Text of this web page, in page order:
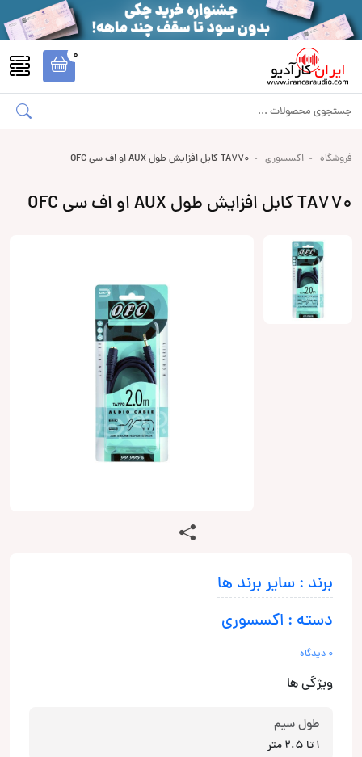
0
فروشگاه اکسسوری TA770 کابل افزایش طول AUX او اف سی OFC
TA770 کابل افزایش طول AUX او اف سی OFC
برند : سایر برند ها
دسته : اکسسوری
0 دیدگاه
ویژگی ها
طول سیم
1 تا 2.5 متر